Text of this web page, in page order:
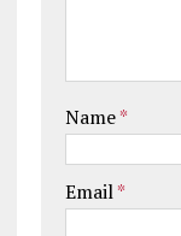
Name*
Email*